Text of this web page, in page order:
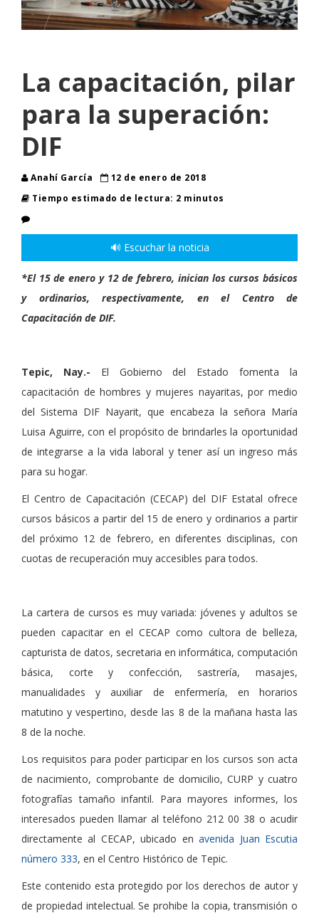
La capacitación, pilar
para la superación:
DIF
Anahí García
12 de enero de 2018
Tiempo estimado de lectura: 2 minutos
🔊 Escuchar la noticia
*El 15 de enero y 12 de febrero, inician los cursos básicos
y ordinarios, respectivamente, en el Centro de
Capacitación de DIF.
Tepic, Nay.- El Gobierno del Estado fomenta la
capacitación de hombres y mujeres nayaritas, por medio
del Sistema DIF Nayarit, que encabeza la señora María
Luisa Aguirre, con el propósito de brindarles la oportunidad
de integrarse a la vida laboral y tener así un ingreso más
para su hogar.
El Centro de Capacitación (CECAP) del DIF Estatal ofrece
cursos básicos a partir del 15 de enero y ordinarios a partir
del próximo 12 de febrero, en diferentes disciplinas, con
cuotas de recuperación muy accesibles para todos.
La cartera de cursos es muy variada: jóvenes y adultos se
pueden capacitar en el CECAP como cultora de belleza,
capturista de datos, secretaria en informática, computación
básica, corte y confección, sastrería, masajes,
manualidades y auxiliar de enfermería, en horarios
matutino y vespertino, desde las 8 de la mañana hasta las
8 de la noche.
Los requisitos para poder participar en los cursos son acta
de nacimiento, comprobante de domicilio, CURP y cuatro
fotografías tamaño infantil. Para mayores informes, los
interesados pueden llamar al teléfono 212 00 38 o acudir
directamente al CECAP, ubicado enavenida Juan Escutia
número 333, en el Centro Histórico de Tepic.
Este contenido esta protegido por los derechos de autor y
de propiedad intelectual. Se prohibe la copia, transmisión o